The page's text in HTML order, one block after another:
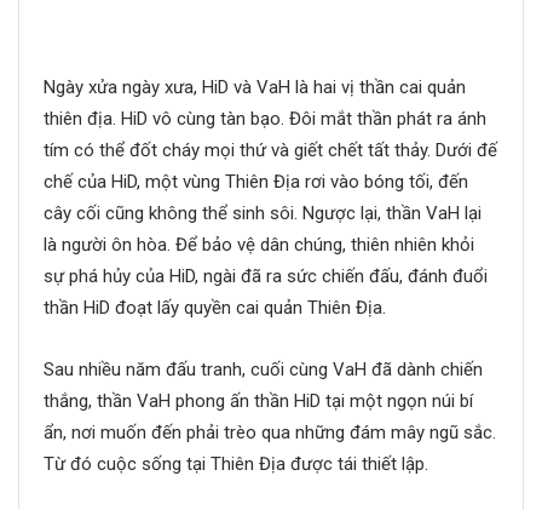
Ngày xửa ngày xưa, HiD và VaH là hai vị thần cai quản
thiên địa. HiD vô cùng tàn bạo. Đôi mắt thần phát ra ánh
tím có thể đốt cháy mọi thứ và giết chết tất thảy. Dưới đế
chế của HiD, một vùng Thiên Địa rơi vào bóng tối, đến
cây cối cũng không thể sinh sôi. Ngược lại, thần VaH lại
là người ôn hòa. Để bảo vệ dân chúng, thiên nhiên khỏi
sự phá hủy của HiD, ngài đã ra sức chiến đấu, đánh đuổi
thần HiD đoạt lấy quyền cai quản Thiên Địa.
Sau nhiều năm đấu tranh, cuối cùng VaH đã dành chiến
thắng, thần VaH phong ấn thần HiD tại một ngọn núi bí
ẩn, nơi muốn đến phải trèo qua những đám mây ngũ sắc.
Từ đó cuộc sống tại Thiên Địa được tái thiết lập.